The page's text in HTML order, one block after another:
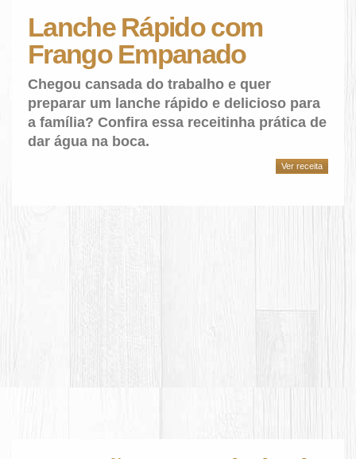
Lanche Rápido com
Frango Empanado
Chegou cansada do trabalho e quer
preparar um lanche rápido e delicioso para
a família? Confira essa receitinha prática de
dar água na boca.
Ver receita